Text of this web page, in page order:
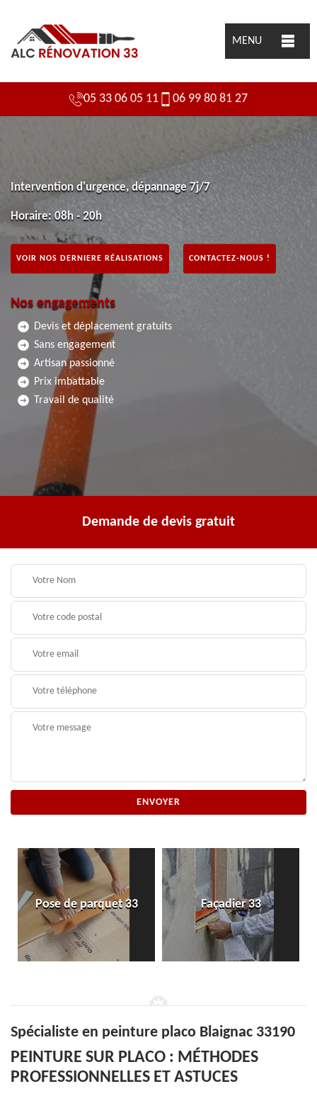
MENU
05 33 06 05 11 06 99 80 81 27
Intervention d'urgence, dépannage 7j/7
Horaire: 08h - 20h
VOIR NOS DERNIERE RÉALISATIONS CONTACTEZ-NOUS !
Nos engagements
Devis et déplacement gratuits
Sans engagement
Artisan passionné
Prix imbattable
Travail de qualité
Demande de devis gratuit
Pose de parquet 33 Façadier 33
Spécialiste en peinture placo Blaignac 33190
PEINTURE SUR PLACO : MÉTHODES
PROFESSIONNELLES ET ASTUCES